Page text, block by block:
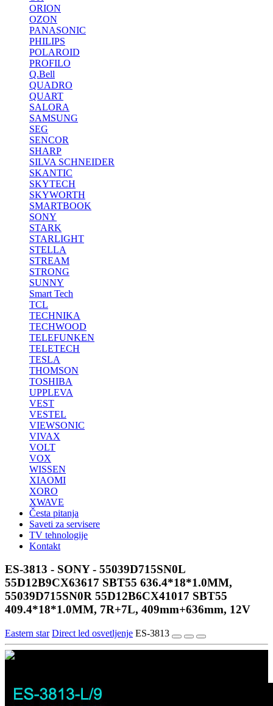
ORION
OZON
PANASONIC
PHILIPS
POLAROID
PROFILO
Q.Bell
QUADRO
QUART
SALORA
SAMSUNG
SEG
SENCOR
SHARP
SILVA SCHNEIDER
SKANTIC
SKYTECH
SKYWORTH
SMARTBOOK
SONY
STARK
STARLIGHT
STELLA
STREAM
STRONG
SUNNY
Smart Tech
TCL
TECHNIKA
TECHWOOD
TELEFUNKEN
TELETECH
TESLA
THOMSON
TOSHIBA
UPPLEVA
VEST
VESTEL
VIEWSONIC
VIVAX
VOLT
VOX
WISSEN
XIAOMI
XORO
XWAVE
Česta pitanja
Saveti za servisere
TV tehnologije
Kontakt
ES-3813 - SONY - 55039D715SN0L
55D12B9CX63617 SBT55 636.4*18*1.0MM,
55039D715SN0R 55D12B6CX41017 SBT55
409.4*18*1.0MM, 7R+7L, 409mm+636mm, 12V
Eastern star Direct led osvetljenje ES-3813